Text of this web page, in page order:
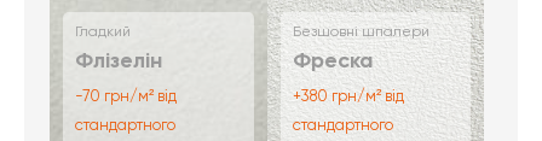
Гладкий
Флізелін
-70 грн/м² від
стандартного
Безшовні шпалери
Фреска
+380 грн/м² від
стандартного